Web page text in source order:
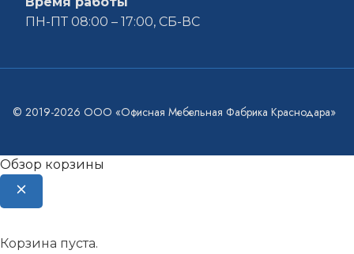
ПН-ПТ 08:00 – 17:00, СБ-ВС
© 2019-2026 ООО «Офисная Мебельная Фабрика Краснодара»
Обзор корзины
Корзина пуста.